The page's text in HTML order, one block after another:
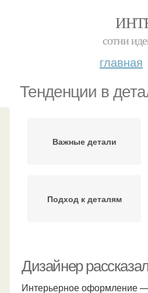
сотни
главная
Тенденции в
Важные детали
Подход к деталям
Дизайнер
Интерьерное оформление